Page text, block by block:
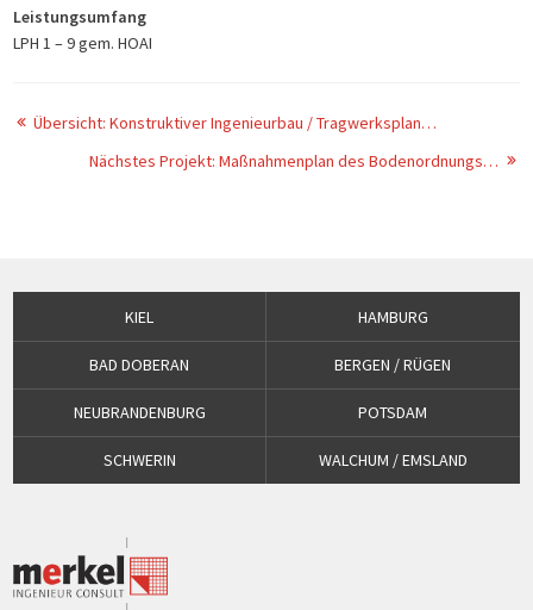
Leistungsumfang
LPH 1 – 9 gem. HOAI
Übersicht: Konstruktiver Ingenieurbau / Tragwerksplanung
Nächstes Projekt: Maßnahmenplan des Bodenordnungsverfahrens Thomashof, Landkreis Nordvorpommern (Brückenbau)
KIEL HAMBURG
BAD DOBERAN BERGEN / RÜGEN
NEUBRANDENBURG POTSDAM
SCHWERIN WALCHUM / EMSLAND